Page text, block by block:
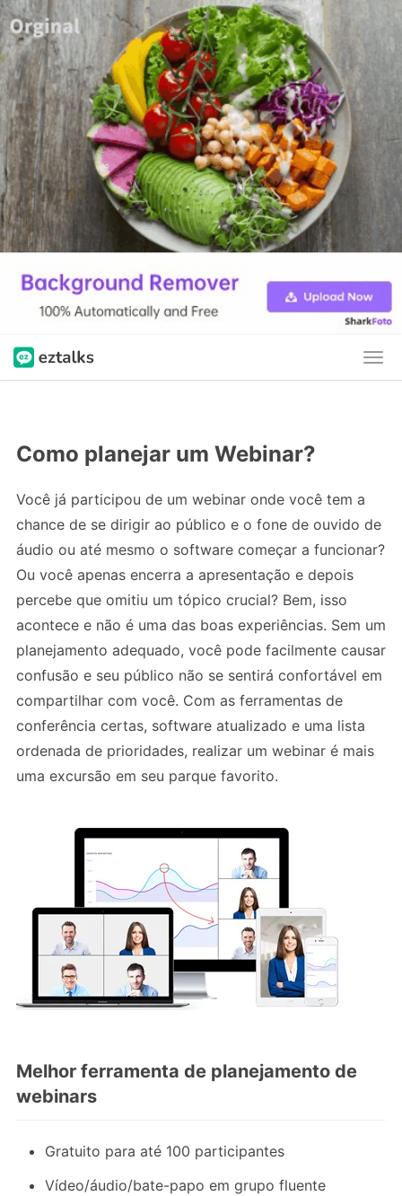
Como planejar um Webinar?
Você já participou de um webinar onde você tem a
chance de se dirigir ao público e o fone de ouvido de
áudio ou até mesmo o software começar a funcionar?
Ou você apenas encerra a apresentação e depois
percebe que omitiu um tópico crucial? Bem, isso
acontece e não é uma das boas experiências. Sem um
planejamento adequado, você pode facilmente causar
confusão e seu público não se sentirá confortável em
compartilhar com você. Com as ferramentas de
conferência certas, software atualizado e uma lista
ordenada de prioridades, realizar um webinar é mais
uma excursão em seu parque favorito.
Melhor ferramenta de planejamento de
webinars
Gratuito para até 100 participantes
Vídeo/áudio/bate-papo em grupo fluente